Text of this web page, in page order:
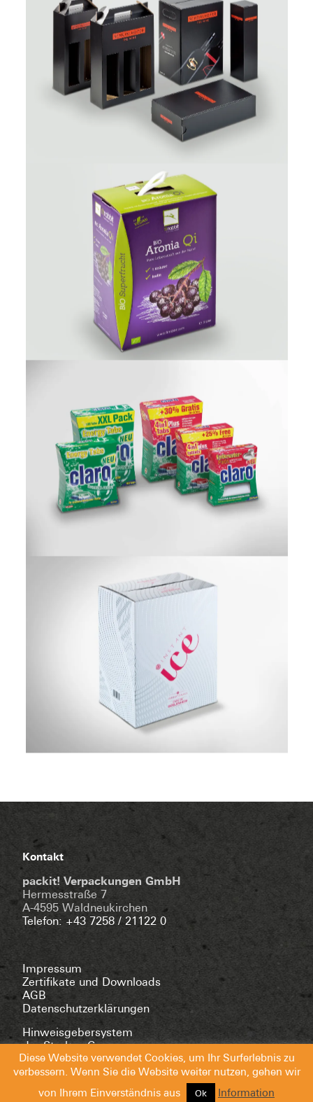
Kontakt
packit! Verpackungen GmbH
Hermesstraße 7
A-4595 Waldneukirchen
Telefon: +43 7258 / 21122 0
Impressum
Zertifikate und Downloads
AGB
Datenschutzerklärungen
Hinweisgebersystem
der Starken Gruppe
Diese Website verwendet Cookies, um Ihr Surferlebnis zu
verbessern. Wenn Sie die Website weiter nutzen, gehen wir
von Ihrem Einverständnis aus Ok Information